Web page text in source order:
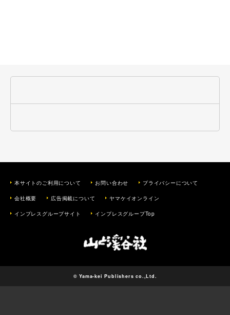
本サイトのご利用について お問い合わせ プライバシーについて
会社概要 広告掲載について ヤマケイオンライン
インプレスグループサイト インプレスグループTop
© Yama-kei Publishers co.,Ltd.